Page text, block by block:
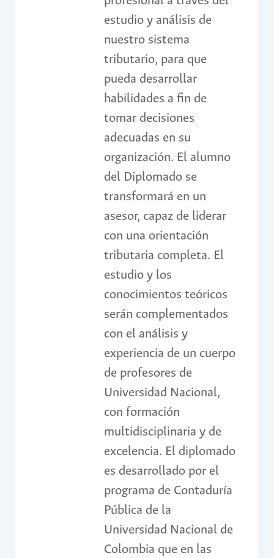
estudio y análisis de
nuestro sistema
tributario, para que
pueda desarrollar
habilidades a fin de
tomar decisiones
adecuadas en su
organización. El alumno
del Diplomado se
transformará en un
asesor, capaz de liderar
con una orientación
tributaria completa. El
estudio y los
conocimientos teóricos
serán complementados
con el análisis y
experiencia de un cuerpo
de profesores de
Universidad Nacional,
con formación
multidisciplinaria y de
excelencia. El diplomado
es desarrollado por el
programa de Contaduría
Pública de la
Universidad Nacional de
Colombia que en las